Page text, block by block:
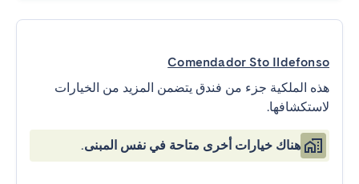
Comendador Sto Ildefonso
هذه الملكية جزء من فندق يتضمن المزيد من الخيارات
لاستكشافها.
هناك خيارات أخرى متاحة في نفس المبنى.